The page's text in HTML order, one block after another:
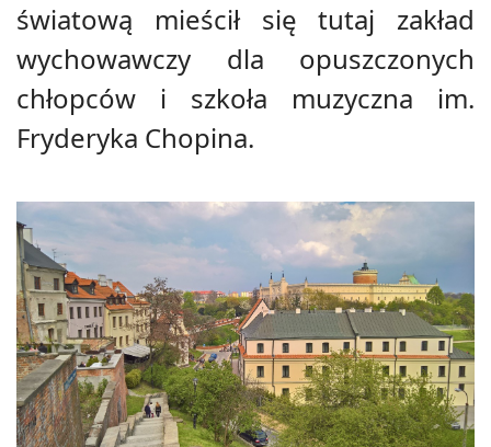
światową mieścił się tutaj zakład
wychowawczy dla opuszczonych
chłopców i szkoła muzyczna im.
Fryderyka Chopina.